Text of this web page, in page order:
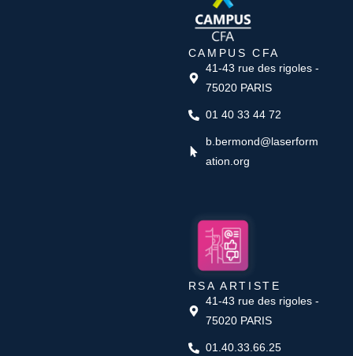
CAMPUS CFA
41-43 rue des rigoles -
75020 PARIS
01 40 33 44 72
b.bermond@laserform
ation.org
RSA ARTISTE
41-43 rue des rigoles -
75020 PARIS
01.40.33.66.25